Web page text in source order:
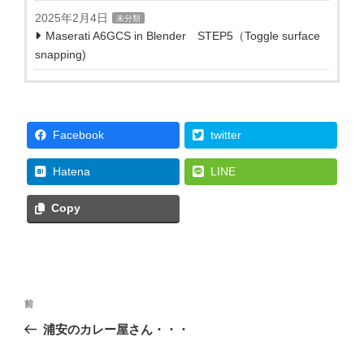
2025年2月4日 未分類
Maserati A6GCS in Blender STEP5（Toggle surface
snapping)
Facebook twitter
Hatena LINE
Copy
投
ナ
前
の
前
浦安のカレー屋さん・・・